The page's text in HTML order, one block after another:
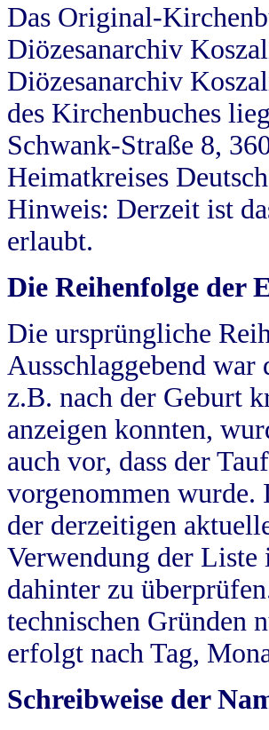
Das Original-
Diözesanarchiv
Diözesanarchiv
des Kirchenbuches
Schwank-Straße 8,
Heimatkreises
Hinweis: Derzeit ist
erlaubt.
Die Reihenfolge der
Die ursprüngliche
Ausschlaggebend
z.B. nach der Geburt
anzeigen konnten,
auch vor, dass der
vorgenommen wurde.
der derzeitigen
Verwendung der
dahinter zu
technischen Gründen
erfolgt nach Tag,
Schreibweise der